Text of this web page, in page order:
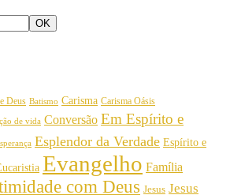
Deus Batismo Carisma Carisma Oásis
de vida Conversão Em Espírito e
Esplendor da Verdade Espírito e
Evangelho Família
com Deus Jesus Jesus